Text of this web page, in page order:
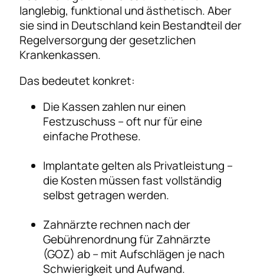
langlebig, funktional und ästhetisch. Aber
sie sind in Deutschland kein Bestandteil der
Regelversorgung der gesetzlichen
Krankenkassen.
Das bedeutet konkret:
Die Kassen zahlen nur einen
Festzuschuss – oft nur für eine
einfache Prothese.
Implantate gelten als Privatleistung –
die Kosten müssen fast vollständig
selbst getragen werden.
Zahnärzte rechnen nach der
Gebührenordnung für Zahnärzte
(GOZ) ab – mit Aufschlägen je nach
Schwierigkeit und Aufwand.